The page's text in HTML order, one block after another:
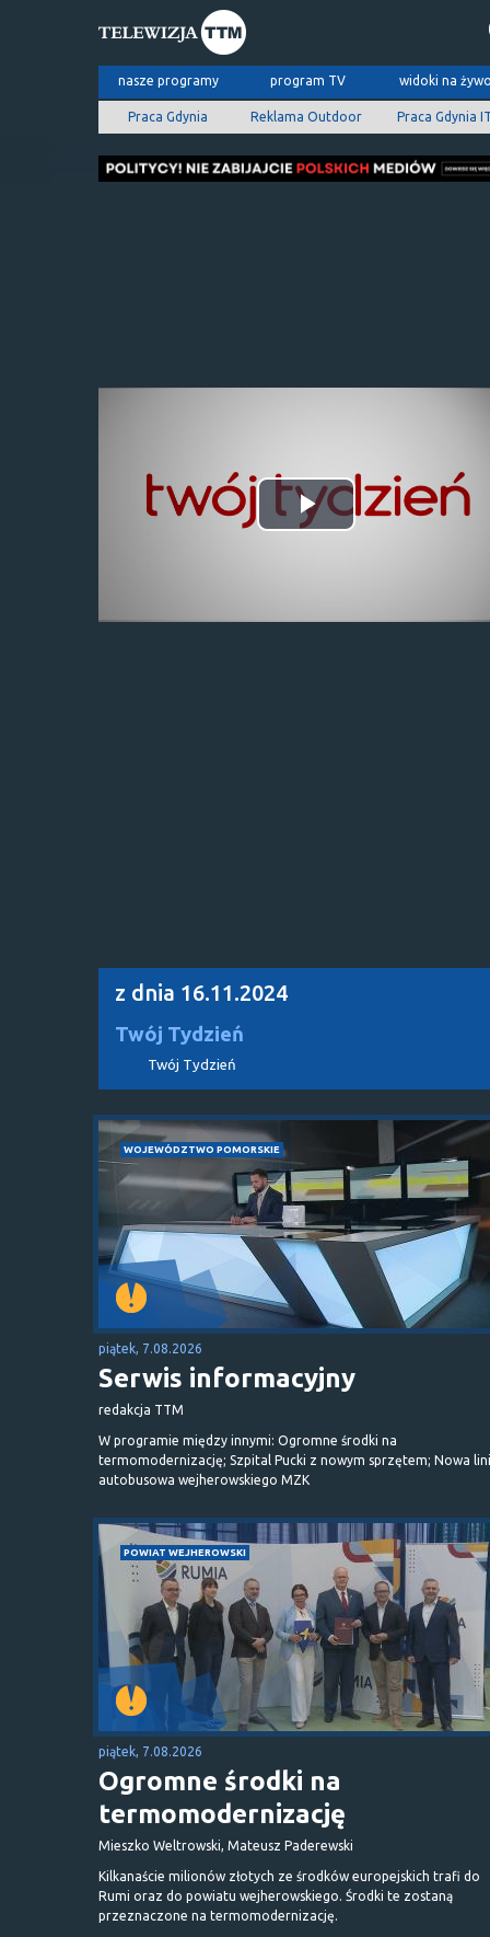
nasze programy program TV widoki na
Praca Gdynia Reklama Outdoor Praca Gdynia
Odtwórz
z dnia 16.11.2024
Twój Tydzień
Twój Tydzień
WOJEWÓDZTWO POMORSKIE
piątek, 7.08.2026
Serwis informacyjny
redakcja TTM
W programie między innymi: Ogromne środki na
termomodernizację; Szpital Pucki z nowym sprzętem; Nowa
autobusowa wejherowskiego MZK
POWIAT WEJHEROWSKI
piątek, 7.08.2026
Ogromne środki na
termomodernizację
Mieszko Weltrowski, Mateusz Paderewski
Kilkanaście milionów złotych ze środków europejskich trafi do
Rumi oraz do powiatu wejherowskiego. Środki te zostaną
przeznaczone na termomodernizację.